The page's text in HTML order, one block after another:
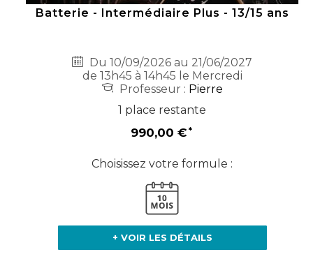
Batterie - Intermédiaire Plus - 13/15 ans
Du 10/09/2026 au 21/06/2027
de 13h45 à 14h45 le Mercredi
Professeur : Pierre
1 place restante
990,00 €
Choisissez votre formule :
+ VOIR LES DÉTAILS